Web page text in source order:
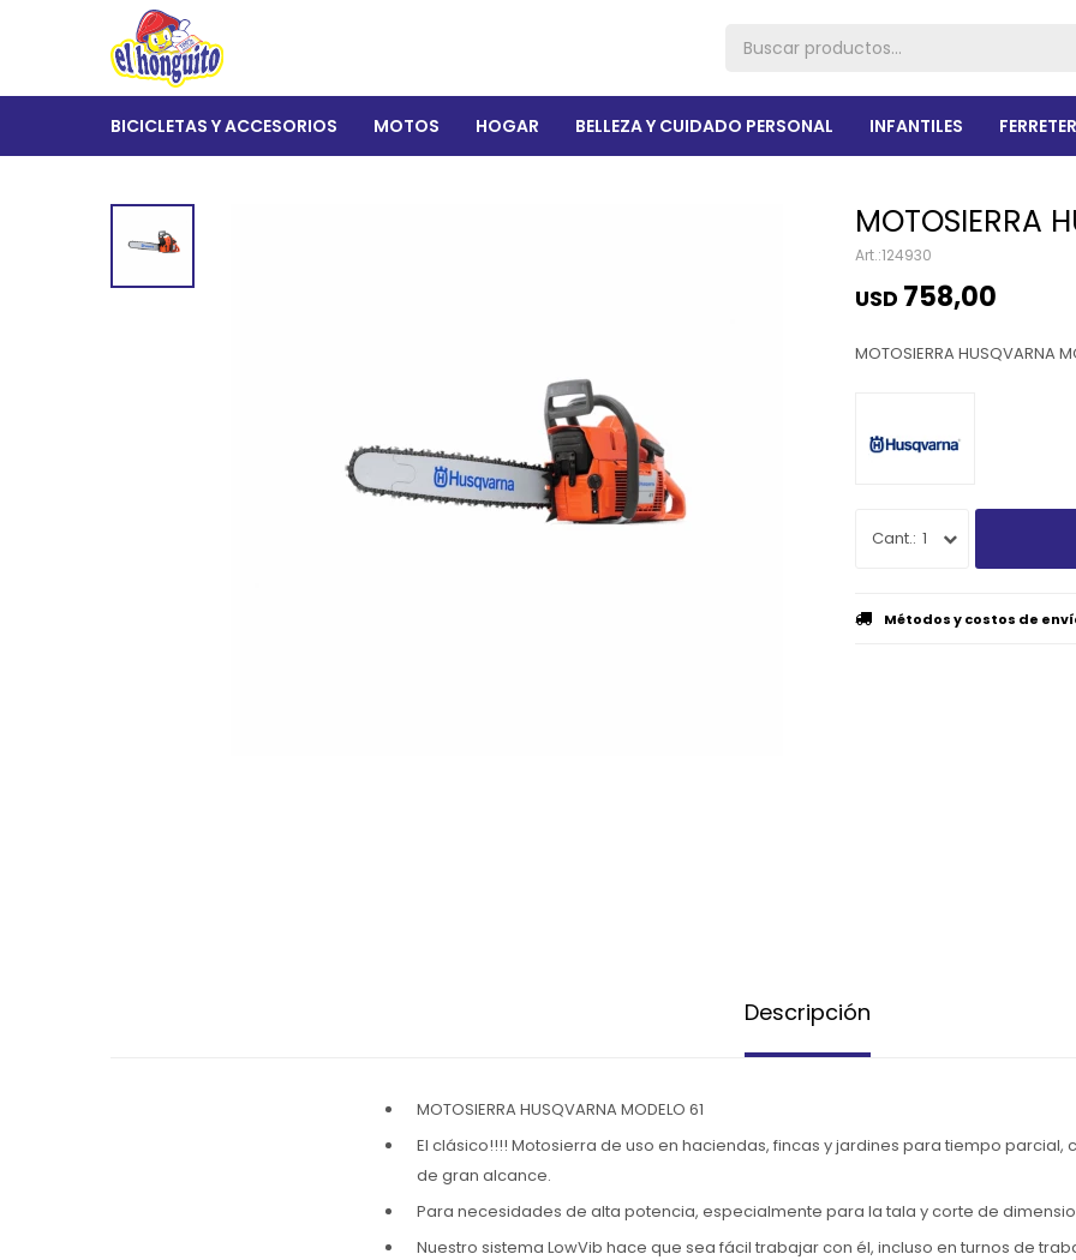
BICICLETAS Y ACCESORIOS MOTOS HOGAR BELLEZA Y CUIDADO PERSONAL INFANTILES
MOTOSIERRA
124930
USD 758,00
MOTOSIERRA HUSQVARNA
1
Métodos y costos de
Descripción
MOTOSIERRA HUSQVARNA MODELO 61
El clásico!!!! Motosierra de uso en haciendas, fincas y jardines para tiempo parcial,
de gran alcance.
Para necesidades de alta potencia, especialmente para la tala y corte de
Nuestro sistema LowVib hace que sea fácil trabajar con él, incluso en turnos de